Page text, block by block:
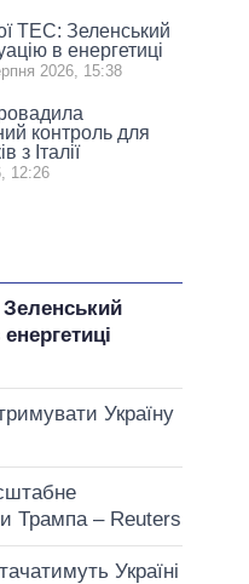
ТЕС: Зеленський
в енергетиці
2026, 15:38
контроль для
з Італії
12:26
Україну
Трампа – Reuters
Україні